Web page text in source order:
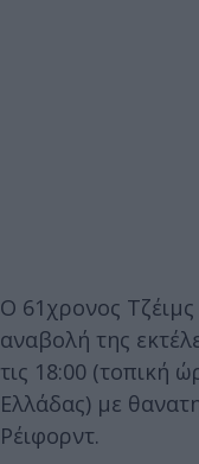
Ο 61χρονος
αναβολή της
τις 18:00 (τοπική
Ελλάδας) με
Ρέιφορντ.